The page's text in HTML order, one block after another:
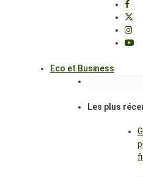
Eco et Business
Les plus